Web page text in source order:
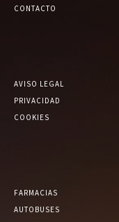
CONTACTO
AVISO LEGAL
PRIVACIDAD
COOKIES
FARMACIAS
AUTOBUSES